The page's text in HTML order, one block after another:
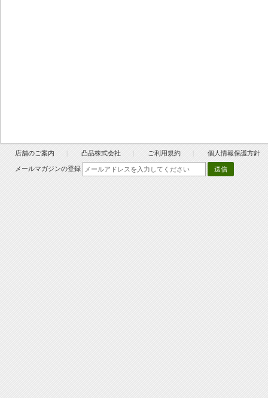
店舗のご案内 凸品株式会社 ご利用規約 個人情報保護方針
メールマガジンの登録 送信